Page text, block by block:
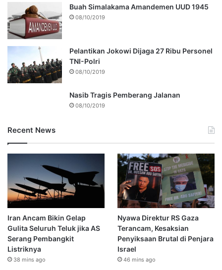
Buah Simalakama Amandemen UUD 1945
08/10/2019
Pelantikan Jokowi Dijaga 27 Ribu Personel
TNI-Polri
08/10/2019
Nasib Tragis Pemberang Jalanan
08/10/2019
Recent News
Iran Ancam Bikin Gelap
Gulita Seluruh Teluk jika AS
Serang Pembangkit
Listriknya
38 mins ago
Nyawa Direktur RS Gaza
Terancam, Kesaksian
Penyiksaan Brutal di Penjara
Israel
46 mins ago